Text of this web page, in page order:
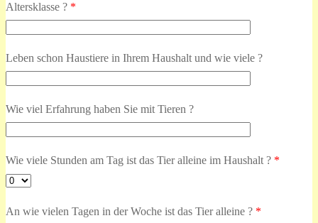
Altersklasse ? *
Leben schon Haustiere in Ihrem Haushalt und wie viele ?
Wie viel Erfahrung haben Sie mit Tieren ?
Wie viele Stunden am Tag ist das Tier alleine im Haushalt ? *
An wie vielen Tagen in der Woche ist das Tier alleine ? *